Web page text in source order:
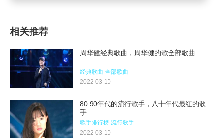
相关推荐
周华健经典歌曲，周华健的歌全部歌曲
经典歌曲 全部歌曲
2022-03-10
80 90年代的流行歌手，八十年代最红的歌
手
歌手排行榜 流行歌手
2022-03-10